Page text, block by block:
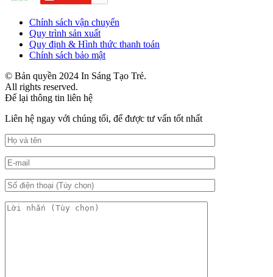
Chính sách vận chuyển
Quy trình sản xuất
Quy định & Hình thức thanh toán
Chính sách bảo mật
© Bản quyền 2024 In Sáng Tạo Trẻ.
All rights reserved.
Để lại thông tin liên hệ
Liên hệ ngay với chúng tối, để được tư vấn tốt nhất